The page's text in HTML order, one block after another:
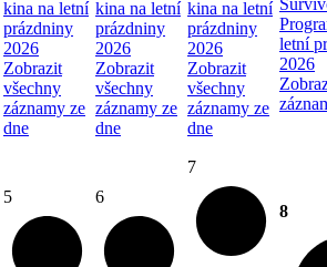
kina na letní
prázdniny
2026
Zobrazit
všechny
záznamy ze
dne
kina na letní
prázdniny
2026
Zobrazit
všechny
záznamy ze
dne
kina na letní
prázdniny
2026
Zobrazit
všechny
záznamy ze
dne
letní
2026
5 6
7
8